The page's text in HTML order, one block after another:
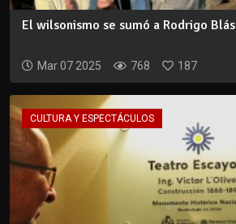
El wilsonismo se sumó a Rodrigo Blás
Mar 07 2025 768 187
CULTURA Y ESPECTÁCULOS